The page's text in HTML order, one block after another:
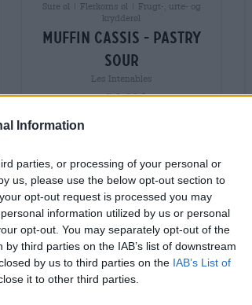
Information
parties, or processing of your personal or
us, please use the below opt-out section to
opt-out request is processed you may
information utilized by us or personal
opt-out. You may separately opt-out of the
third parties on the IAB’s list of downstream
by us to third parties on the IAB’s List of
it to other third parties.
Sure øl | Flerkorns øl | Frugt-, urte- og
krydderøl
muffin cassis - pastry
sour
Les Intenables
€ 9,09
EINWEG